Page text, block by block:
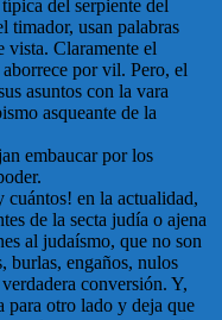
del serpiente del
timador, usan palabras
vista. Claramente el
por vil. Pero, el
asuntos con la vara
asqueante de la
embaucar por los
cuántos! en la actualidad,
de la secta judía o ajena
al judaísmo, que no son
burlas, engaños, nulos
conversión. Y,
para otro lado y deja que